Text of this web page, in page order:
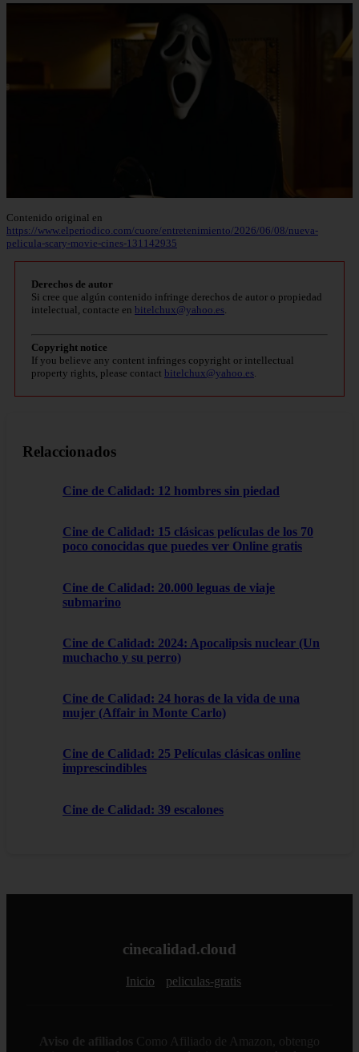
Contenido original en
https://www.elperiodico.com/cuore/entretenimiento/2026/06/08/nueva-
pelicula-scary-movie-cines-131142935
Derechos de autor
Si cree que algún contenido infringe derechos de autor o propiedad
intelectual, contacte en bitelchux@yahoo.es
Copyright notice
If you believe any content infringes copyright or intellectual
property rights, please contact bitelchux@yahoo.es
Relaccionados
Cine de Calidad: 12 hombres sin piedad
Cine de Calidad: 15 clásicas películas de los 70
poco conocidas que puedes ver Online gratis
Cine de Calidad: 20.000 leguas de viaje
submarino
Cine de Calidad: 2024: Apocalipsis nuclear (Un
muchacho y su perro)
Cine de Calidad: 24 horas de la vida de una
mujer (Affair in Monte Carlo)
Cine de Calidad: 25 Películas clásicas online
imprescindibles
Cine de Calidad: 39 escalones
cinecalidad.cloud
Inicio peliculas-gratis
Aviso de afiliados Como Afiliado de Amazon, obtengo